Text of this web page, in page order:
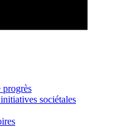
sociétales